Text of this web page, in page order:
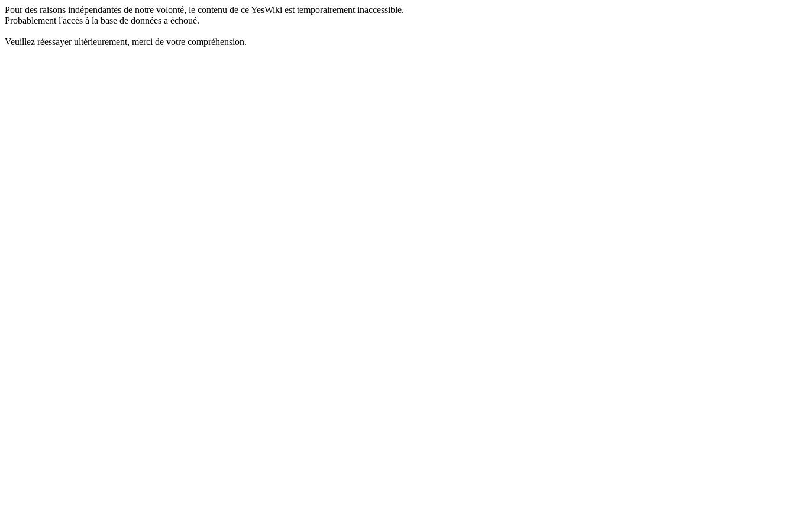
Pour des raisons indépendantes de notre volonté, le contenu de ce YesWiki est temporairement inaccessible.
Probablement l'accès à la base de données a échoué.
Veuillez réessayer ultérieurement, merci de votre compréhension.